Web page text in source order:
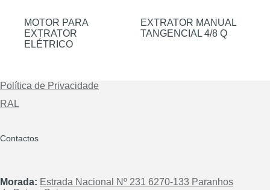
MOTOR PARA
EXTRATOR
ELÉTRICO
EXTRATOR MANUAL
TANGENCIAL 4/8 Q
Política de Privacidade
RAL
Contactos
Morada: Estrada Nacional Nº 231 6270-133 Paranhos